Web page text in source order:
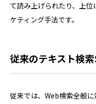
て読み上げられたり、上
ケティング手法です。
従来のテキスト検
従来では、Web検索全般